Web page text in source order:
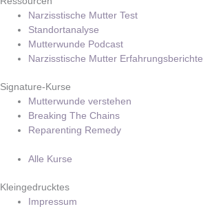
Narzisstische Mutter Test
Standortanalyse
Mutterwunde Podcast
Narzisstische Mutter Erfahrungsberichte
Signature-Kurse
Mutterwunde verstehen
Breaking The Chains
Reparenting Remedy
Alle Kurse
Kleingedrucktes
Impressum